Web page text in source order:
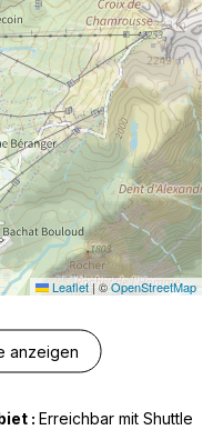
Leaflet|©OpenStreetMap
anzeigen
: Erreichbar mit Shuttle